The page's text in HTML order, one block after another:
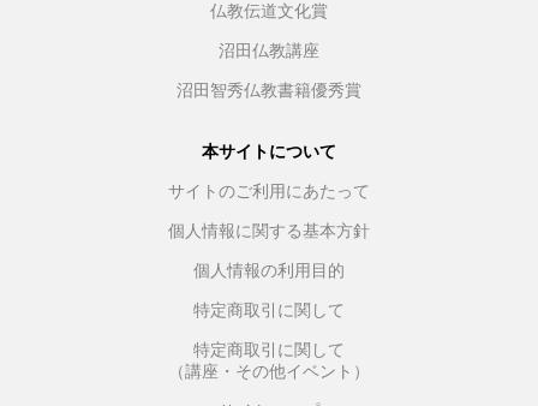
仏教伝道文化賞
沼田仏教講座
沼田智秀仏教書籍優秀賞
本サイトについて
サイトのご利用にあたって
個人情報に関する基本方針
個人情報の利用目的
特定商取引に関して
特定商取引に関して
（講座・その他イベント）